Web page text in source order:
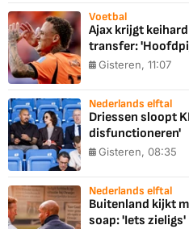
Voetbal
Ajax krijgt
transfer:
Gisteren, 11:07
Nederlands elftal
Driessen sloopt
disfunctioneren'
Gisteren, 08:35
Nederlands elftal
Buitenland kijkt
soap: 'Iets zieligs'